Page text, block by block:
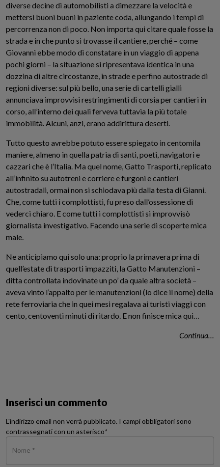
diverse decine di automobilisti a dimezzare la velocità e
mettersi buoni buoni in paziente coda, allungando i tempi di
percorrenza non di poco. Non importa qui citare quale fosse la
strada e in che punto si trovasse il cantiere, perché – come
Giovanni ebbe modo di constatare in un viaggio di appena
pochi giorni – la situazione si ripresentava identica in una
dozzina di altre circostanze, in strade e perfino autostrade di
regioni diverse: sul più bello, una serie di cartelli gialli
annunciava improvvisi restringimenti di corsia per cantieri in
corso, all’interno dei quali ferveva tuttavia la più totale
immobilità.Alcuni, anzi, erano addirittura deserti.
Tutto questo avrebbe potuto essere spiegato in centomila
maniere, almeno in quella patria di santi, poeti, navigatori e
cazzari che è l’Italia. Ma quel nome, Gatto Trasporti, replicato
all’infinito su autotreni e corriere e furgoni e cantieri
autostradali, ormai non si schiodava più dalla testa di Gianni.
Che, come tutti i complottisti, fu preso dall’ossessione di
vederci chiaro. E come tutti i complottisti si improvvisò
giornalista investigativo. Facendo una serie di scoperte mica
male.
Ne anticipiamo qui solo una: proprio la primavera prima di
quell’estate di trasporti impazziti, la Gatto Manutenzioni –
ditta controllata indovinate un po’ da quale altra società –
aveva vinto l’appalto per le manutenzioni (lo dice il nome) della
rete ferroviaria che in quei mesi regalava ai turisti viaggi con
cento, centoventi minuti di ritardo. E non finisce mica qui…
Continua…
Inserisci un commento
L'indirizzo email non verrà pubblicato. I campi obbligatori sono
contrassegnati con un asterisco*
Nome *